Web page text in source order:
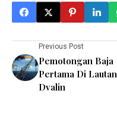
Previous Post
Pemotongan Baja
Pertama Di Lautan
Dvalin